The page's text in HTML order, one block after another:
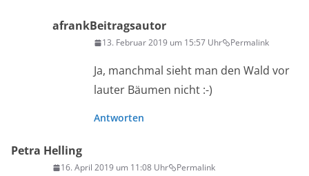
afrankBeitragsautor
13. Februar 2019 um 15:57 Uhr Permalink
Ja, manchmal sieht man den Wald vor
lauter Bäumen nicht :-)
Antworten
Petra Helling
16. April 2019 um 11:08 Uhr Permalink